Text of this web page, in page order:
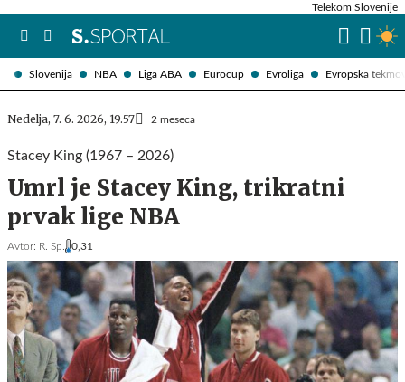
Slovenija NBA Liga ABA Eurocup Evroliga Evropska
Telekom Slovenije
Nedelja, 7. 6. 2026, 19.57 2 meseca
Stacey King (1967 – 2026)
Umrl je Stacey King, trikratni
prvak lige NBA
Avtor: R. Sp. 0,31